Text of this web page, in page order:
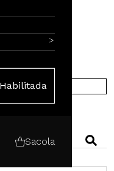
Sacola
Nome
EUROPA